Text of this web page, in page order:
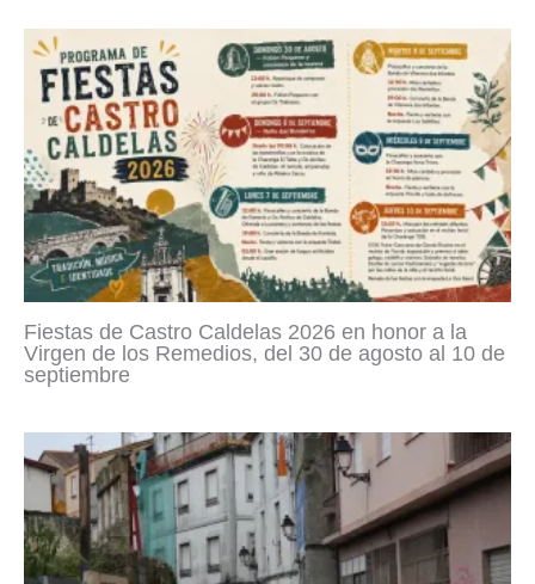
Fiestas de Castro Caldelas 2026 en honor a la
Virgen de los Remedios, del 30 de agosto al 10 de
septiembre